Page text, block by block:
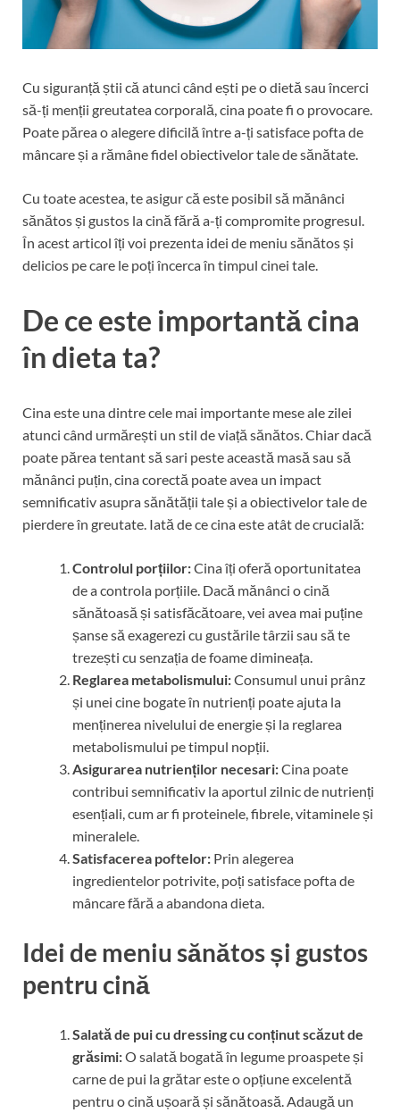
Cu siguranță știi că atunci când ești pe o dietă sau încerci
să-ți menții greutatea corporală, cina poate fi o provocare.
Poate părea o alegere dificilă între a-ți satisface pofta de
mâncare și a rămâne fidel obiectivelor tale de sănătate.
Cu toate acestea, te asigur că este posibil să mănânci
sănătos și gustos la cină fără a-ți compromite progresul.
În acest articol îți voi prezenta idei de meniu sănătos și
delicios pe care le poți încerca în timpul cinei tale.
De ce este importantă cina
în dieta ta?
Cina este una dintre cele mai importante mese ale zilei
atunci când urmărești un stil de viață sănătos. Chiar dacă
poate părea tentant să sari peste această masă sau să
mănânci puțin, cina corectă poate avea un impact
semnificativ asupra sănătății tale și a obiectivelor tale de
pierdere în greutate. Iată de ce cina este atât de crucială:
Controlul porțiilor:Cina îți oferă oportunitatea
de a controla porțiile. Dacă mănânci o cină
sănătoasă și satisfăcătoare, vei avea mai puține
șanse să exagerezi cu gustările târzii sau să te
trezești cu senzația de foame dimineața.
Reglarea metabolismului:Consumul unui prânz
și unei cine bogate în nutrienți poate ajuta la
menținerea nivelului de energie și la reglarea
metabolismului pe timpul nopții.
Asigurarea nutrienților necesari:Cina poate
contribui semnificativ la aportul zilnic de nutrienți
esențiali, cum ar fi proteinele, fibrele, vitaminele și
mineralele.
Satisfacerea poftelor: Prin alegerea
ingredientelor potrivite, poți satisface pofta de
mâncare fără a abandona dieta.
Idei de meniu sănătos și gustos
pentru cină
Salată de pui cu dressing cu conținut scăzut de
grăsimi:O salată bogată în legume proaspete și
carne de pui la grătar este o opțiune excelentă
pentru o cină ușoară și sănătoasă. Adaugă un